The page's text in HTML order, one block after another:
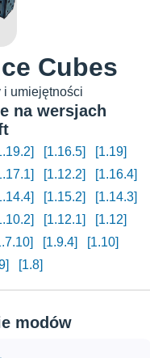
Cubes
i umiejętności
na wersjach
[1.16.5]
[1.19]
[1.12.2]
[1.16.4]
[1.15.2]
[1.14.3]
[1.12.1]
[1.12]
[1.9.4]
[1.10]
[1.8]
modów